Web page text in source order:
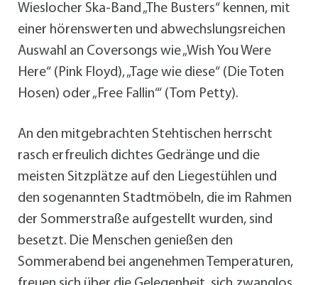
Wieslocher Ska-Band „The Busters“ kennen, mit
einer hörenswerten und abwechslungsreichen
Auswahl an Coversongs wie „Wish You Were
Here“ (Pink Floyd), „Tage wie diese“ (Die Toten
Hosen) oder „Free Fallin‘“ (Tom Petty).
An den mitgebrachten Stehtischen herrscht
rasch erfreulich dichtes Gedränge und die
meisten Sitzplätze auf den Liegestühlen und
den sogenannten Stadtmöbeln, die im Rahmen
der Sommerstraße aufgestellt wurden, sind
besetzt. Die Menschen genießen den
Sommerabend bei angenehmen Temperaturen,